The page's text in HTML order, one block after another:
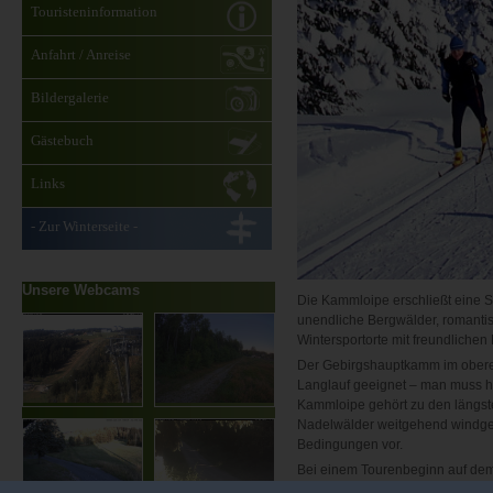
Touristeninformation
Anfahrt / Anreise
Bildergalerie
Gästebuch
Links
- Zur Winterseite -
Unsere Webcams
Die Kammloipe erschließt eine
unendliche Bergwälder,
Wintersportorte mit freundlichen
Der Gebirgshauptkamm im
Langlauf geeignet – man muss
Kammloipe gehört zu den
Nadelwälder weitgehend
Bedingungen vor.
Bei einem Tourenbeginn auf